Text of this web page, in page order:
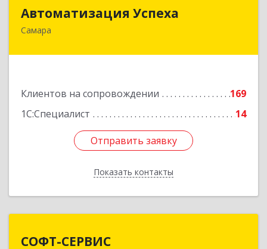
Автоматизация Успеха
Самара
Клиентов на сопровождении
169
1С:Специалист
14
Отправить заявку
Показать контакты
Отправить заявку
Назад
СОФТ-СЕРВИС